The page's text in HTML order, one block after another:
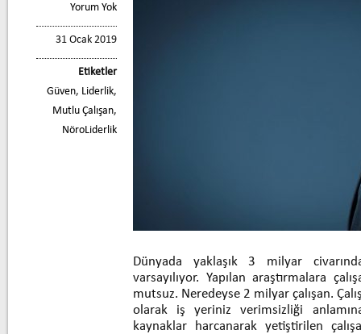
Yorum Yok
31 Ocak 2019
Etiketler
Güven, Liderlik,
Mutlu Çalışan,
NöroLiderlik
Dünyada yaklaşık 3 milyar
varsayılıyor. Yapılan araştırmalara
mutsuz. Neredeyse 2 milyar çalışan.
olarak iş yeriniz verimsizliği
kaynaklar harcanarak yetiştirilen